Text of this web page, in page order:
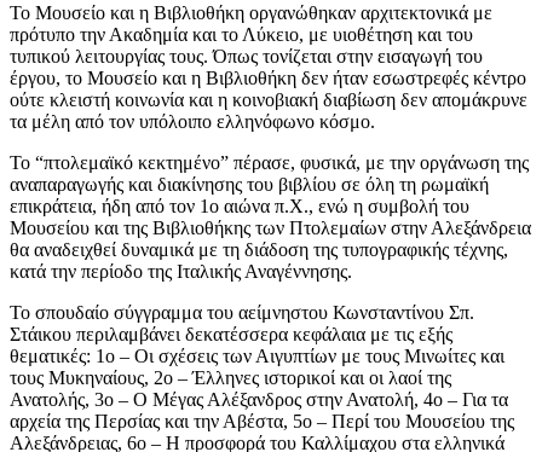
Το Μουσείο και η Βιβλιοθήκη οργανώθηκαν αρχιτεκτονικά με
πρότυπο την Ακαδημία και το Λύκειο, με υιοθέτηση και του
τυπικού λειτουργίας τους. Όπως τονίζεται στην εισαγωγή του
έργου, το Μουσείο και η Βιβλιοθήκη δεν ήταν εσωστρεφές κέντρο
ούτε κλειστή κοινωνία και η κοινοβιακή διαβίωση δεν απομάκρυνε
τα μέλη από τον υπόλοιπο ελληνόφωνο κόσμο.
Το “πτολεμαϊκό κεκτημένο” πέρασε, φυσικά, με την οργάνωση της
αναπαραγωγής και διακίνησης του βιβλίου σε όλη τη ρωμαϊκή
επικράτεια, ήδη από τον 1ο αιώνα π.Χ., ενώ η συμβολή του
Μουσείου και της Βιβλιοθήκης των Πτολεμαίων στην Αλεξάνδρεια
θα αναδειχθεί δυναμικά με τη διάδοση της τυπογραφικής τέχνης,
κατά την περίοδο της Ιταλικής Αναγέννησης.
Το σπουδαίο σύγγραμμα του αείμνηστου Κωνσταντίνου Σπ.
Στάικου περιλαμβάνει δεκατέσσερα κεφάλαια με τις εξής
θεματικές: 1ο – Οι σχέσεις των Αιγυπτίων με τους Μινωίτες και
τους Μυκηναίους, 2ο – Έλληνες ιστορικοί και οι λαοί της
Ανατολής, 3ο – Ο Μέγας Αλέξανδρος στην Ανατολή, 4ο – Για τα
αρχεία της Περσίας και την Αβέστα, 5ο – Περί του Μουσείου της
Αλεξάνδρειας, 6ο – Η προσφορά του Καλλίμαχου στα ελληνικά